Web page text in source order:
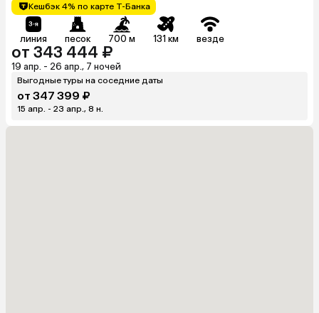
Кешбэк 4% по карте Т-Банка
линия песок 700 м 131 км везде
от 343 444 ₽
19 апр. - 26 апр., 7 ночей
Выгодные туры на соседние даты
от 347 399 ₽
15 апр. - 23 апр., 8 н.